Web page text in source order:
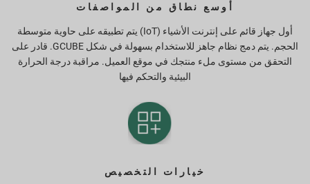
أوسع نطاق من المواصفات
أول جهاز قائم على إنترنت الأشياء (IoT) يتم تطبيقه على حاوية متوسطة
الحجم. يتم دمج نظام جاهز للاستخدام بسهولة في شكل GCUBE. قادر على
التحقق من مستوى ملء منتجك في موقع العميل. مراقبة درجة الحرارة
البيئية والتحكم فيها
خيارات التخصيص